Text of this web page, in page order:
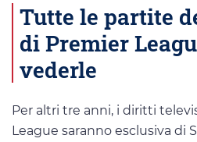
Tutte le partite
di Premier
vederle
Per altri tre anni, i diritti
League saranno esclusiva di